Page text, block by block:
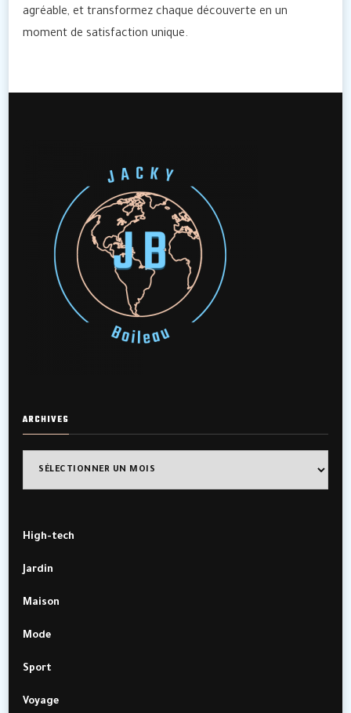
agréable, et transformez chaque découverte en un
moment de satisfaction unique.
ARCHIVES
High-tech
Jardin
Maison
Mode
Sport
Voyage